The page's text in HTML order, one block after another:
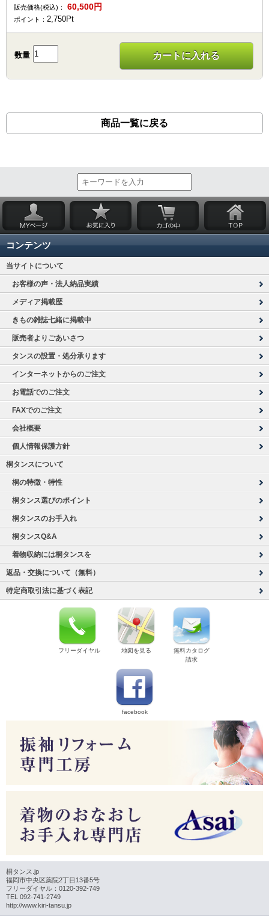
販売価格(税込)： 60,500円
ポイント： 2,750Pt
数量 カートに入れる
商品一覧に戻る
コンテンツ
当サイトについて
お客様の声・法人納品実績
メディア掲載歴
きもの雑誌七緒に掲載中
販売者よりごあいさつ
タンスの設置・処分承ります
インターネットからのご注文
お電話でのご注文
FAXでのご注文
会社概要
個人情報保護方針
桐タンスについて
桐の特徴・特性
桐タンス選びのポイント
桐タンスのお手入れ
桐タンスQ&A
着物収納には桐タンスを
返品・交換について（無料）
特定商取引法に基づく表記
フリーダイヤル 地図を見る
無料カタログ
請求
facebook
桐タンス.jp
福岡市中央区薬院2丁目13番5号
フリーダイヤル：0120-392-749
TEL 092-741-2749
http://www.kiri-tansu.jp